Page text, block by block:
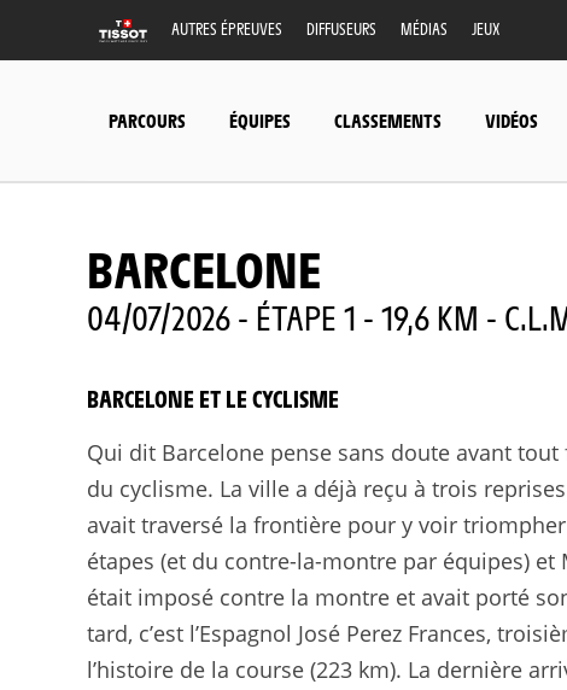
AUTRES ÉPREUVES DIFFUSEURS MÉDIAS JEUX
PARCOURS ÉQUIPES CLASSEMENTS VIDÉOS
BARCELONE
04/07/2026 - ÉTAPE 1 - 19,6 KM -
BARCELONE ET LE CYCLISME
Qui dit Barcelone pense sans doute avant
du cyclisme. La ville a déjà reçu à trois
avait traversé la frontière pour y voir
étapes (et du contre-la-montre par équipes)
était imposé contre la montre et avait porté
tard, c’est l’Espagnol José Perez Frances,
l’histoire de la course (223 km). La dernière